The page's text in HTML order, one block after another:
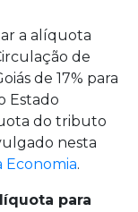
a alíquota
de
de 17% para
Estado
do tributo
nesta
Economia.
para